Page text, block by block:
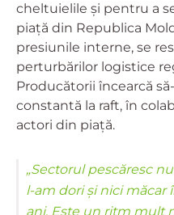
cheltuielile și pentru a
piață din Republica
presiunile interne, se
perturbărilor logistice
Producătorii încearcă
constantă la raft, în
actori din piață.
„Sectorul pescăresc
l-am dori și nici măcar
ani. Este un ritm mult